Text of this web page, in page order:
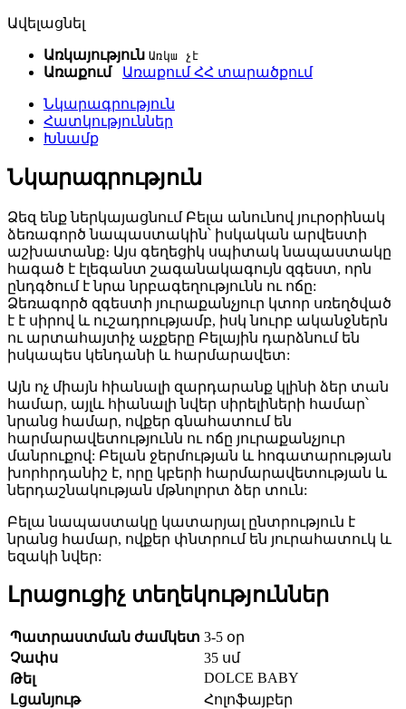
Ավելացնել
Առկայություն Առկա չէ
Առաքում Առաքում ՀՀ տարածքում
Նկարագրություն
Հատկություններ
Խնամք
Նկարագրություն
Ձեզ ենք ներկայացնում Բելա անունով յուրօրինակ
ձեռագործ նապաստակին՝ իսկական արվեստի
աշխատանք։ Այս գեղեցիկ սպիտակ նապաստակը
հագած է էլեգանտ շագանակագույն զգեստ, որն
ընդգծում է նրա նրբագեղությունն ու ոճը:
Ձեռագործ զգեստի յուրաքանչյուր կտոր սռեղծված
է է սիրով և ուշադրությամբ, իսկ նուրբ ականջներն
ու արտահայտիչ աչքերը Բելային դարձնում են
իսկապես կենդանի և հարմարավետ:
Այն ոչ միայն հիանալի զարդարանք կլինի ձեր տան
համար, այլև հիանալի նվեր սիրելիների համար՝
նրանց համար, ովքեր գնահատում են
հարմարավետությունն ու ոճը յուրաքանչյուր
մանրուքով: Բելան ջերմության և հոգատարության
խորհրդանիշ է, որը կբերի հարմարավետության և
ներդաշնակության մթնոլորտ ձեր տուն:
Բելա նապաստակը կատարյալ ընտրություն է
նրանց համար, ովքեր փնտրում են յուրահատուկ և
եզակի նվեր:
Լրացուցիչ տեղեկություններ
Պատրաստման ժամկետ 3-5 օր
Չափս
35 սմ
Թել
DOLCE BABY
Լցանյութ
Հոլոֆայբեր